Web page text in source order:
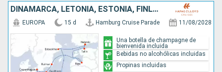
DINAMARCA, LETONIA, ESTONIA, FINLANDIA, SUECIA, POLONIA, ALEMANIA
EUROPA 15 d Hamburg Cruise Parade 11/08/2028
Una botella de champagne de
bienvenida incluida
Bebidas no alcohólicas incluidas
Propinas incluidas